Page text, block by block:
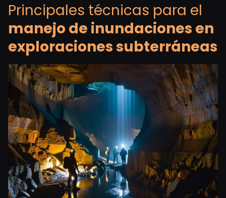
Principales técnicas para el
manejo de inundaciones en
exploraciones subterráneas